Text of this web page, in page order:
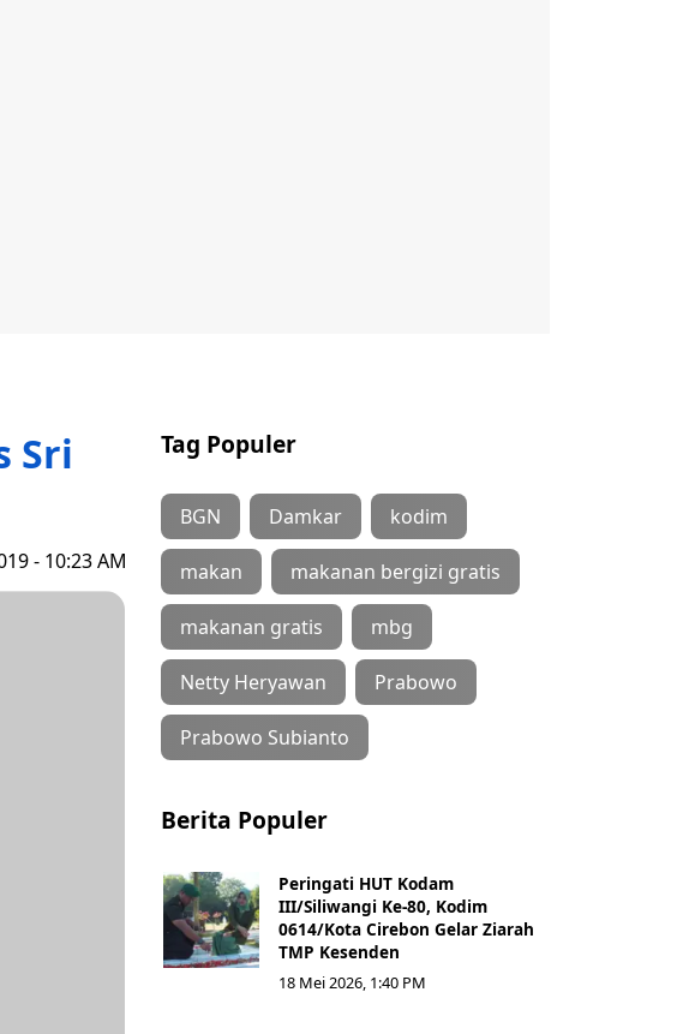
Sri
- 10:23 AM
Tag Populer
BGN Damkar kodim
makan makanan bergizi gratis
makanan gratis mbg
Netty Heryawan Prabowo
Prabowo Subianto
Berita Populer
Peringati HUT Kodam
III/Siliwangi Ke-80, Kodim
0614/Kota Cirebon Gelar Ziarah
TMP Kesenden
18 Mei 2026, 1:40 PM